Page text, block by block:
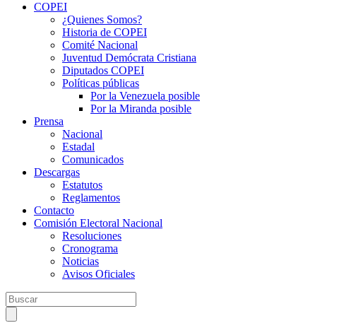
COPEI
¿Quienes Somos?
Historia de COPEI
Comité Nacional
Juventud Demócrata Cristiana
Diputados COPEI
Políticas públicas
Por la Venezuela posible
Por la Miranda posible
Prensa
Nacional
Estadal
Comunicados
Descargas
Estatutos
Reglamentos
Contacto
Comisión Electoral Nacional
Resoluciones
Cronograma
Noticias
Avisos Oficiales